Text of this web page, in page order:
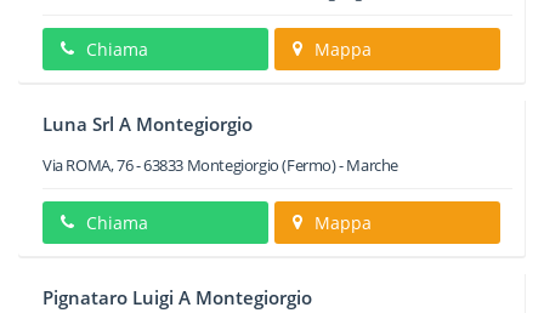
Chiama Mappa
Luna Srl A Montegiorgio
Via ROMA, 76-63833 Montegiorgio(Fermo) -Marche
Chiama Mappa
Pignataro Luigi A Montegiorgio